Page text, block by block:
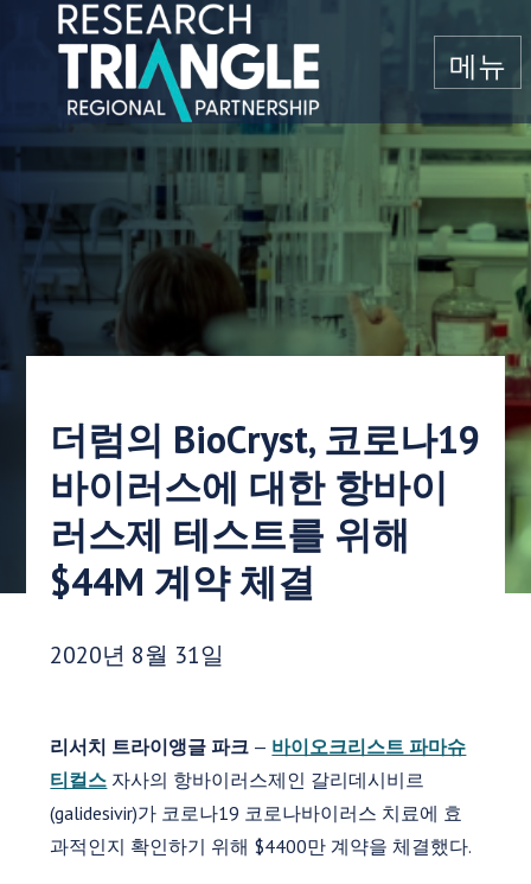
콘텐츠로 건너뛰기
메뉴
더럼의 BioCryst, 코로나19
바이러스에 대한 항바이
러스제 테스트를 위해
$44M 계약 체결
게시 날짜:
2020년 8월 31일
리서치 트라이앵글 파크 — 바이오크리스트 파마슈
티컬스 자사의 항바이러스제인 갈리데시비르
(galidesivir)가 코로나19 코로나바이러스 치료에 효
과적인지 확인하기 위해 $4400만 계약을 체결했다.